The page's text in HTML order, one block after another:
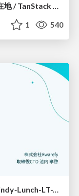
1 540
TanStack Start 技術選定の裏側 / Findy-Lunch-LT-TanStack-Start